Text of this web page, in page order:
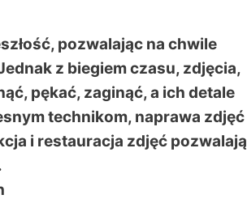
pozwalając na chwile
z biegiem czasu, zdjęcia,
pękać, zaginąć, a ich detale
technikom, naprawa zdjęć
i restauracja zdjęć pozwalają